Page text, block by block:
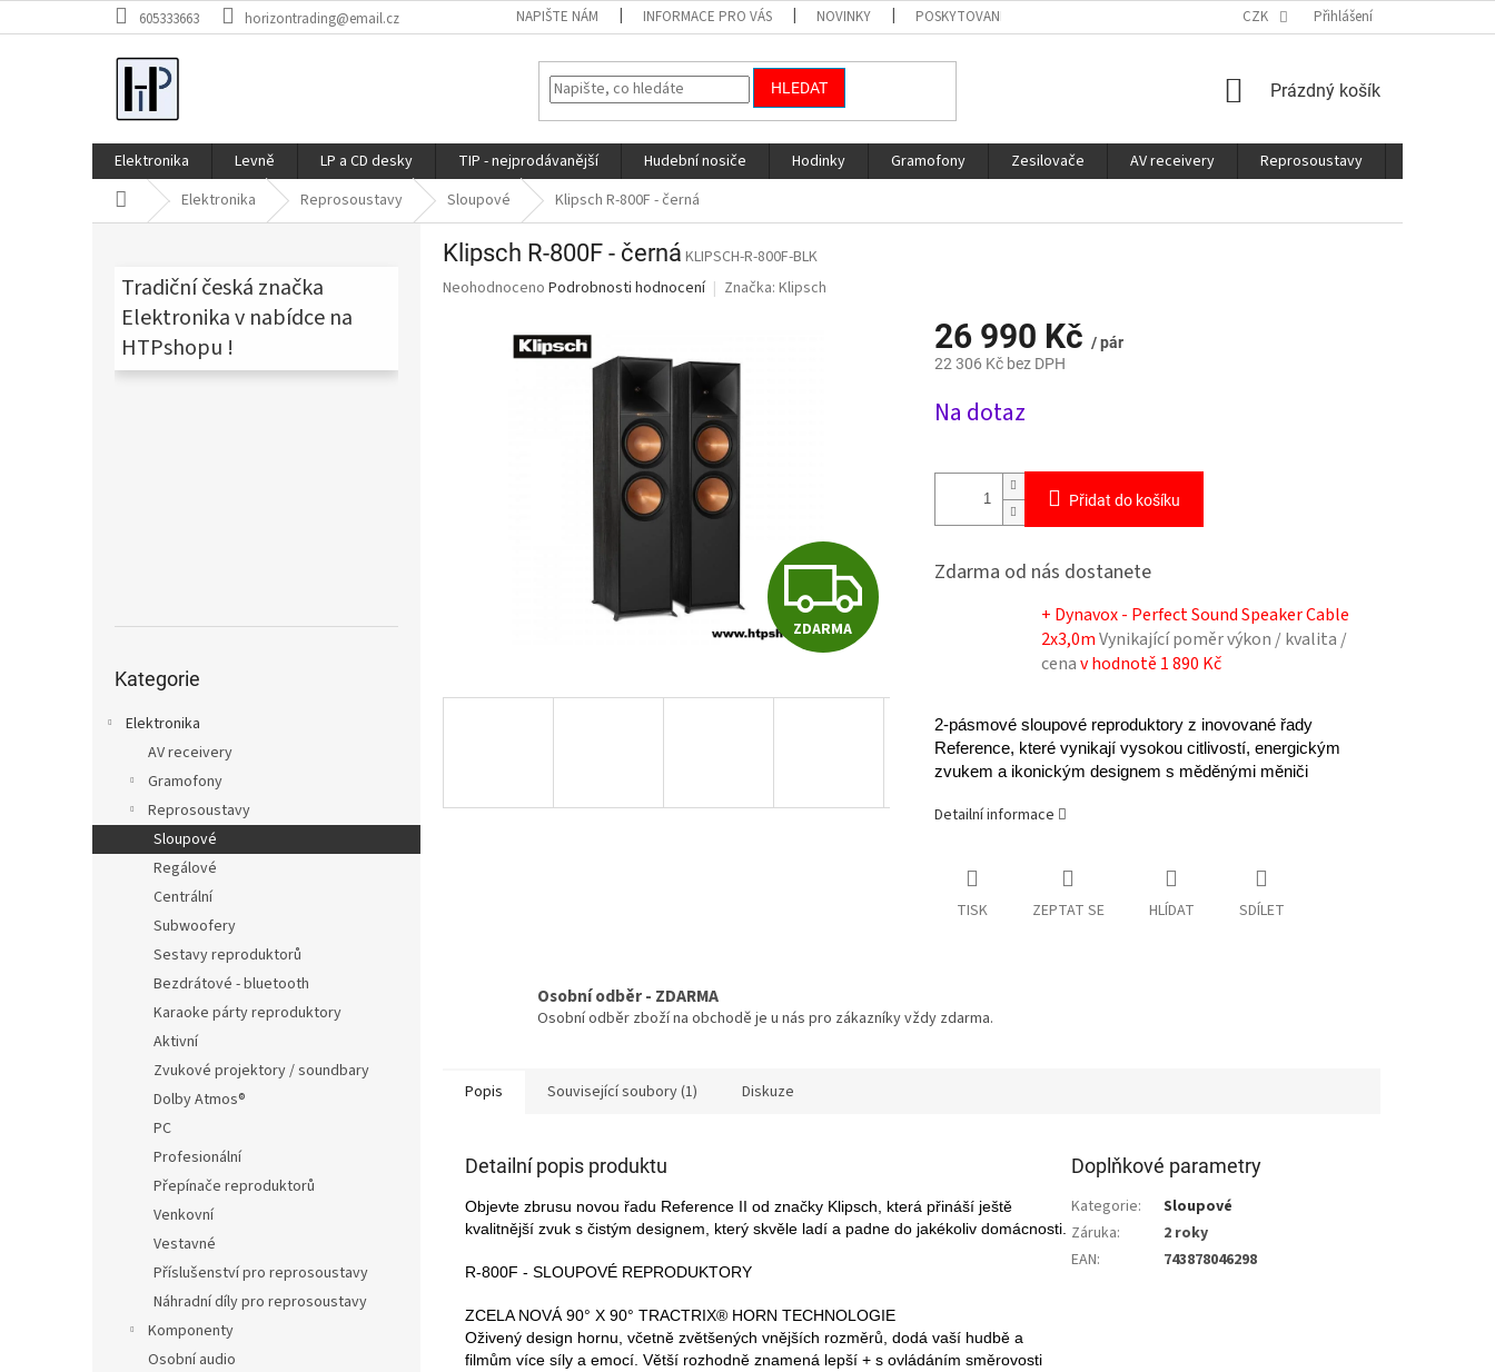
na
605333663 horizontrading@email.cz NAPIŠTE NÁM INFORMACE PRO VÁS NOVINKY POSKYTOVANÉ SLUŽBY CZK Přihlášení
HLEDAT
NÁKUPNÍ
Prázdný košík
Elektronika Levně LP a CD desky TIP - nejprodávanější Hudební nosiče Hodinky Gramofony Zesilovače AV receivery Reprosoustavy
Domů Elektronika Reprosoustavy Sloupové Klipsch R-800F - černá
Tradiční česká značka
Elektronika v nabídce na
HTPshopu !
kategorie
Kategorie
Elektronika
AV receivery
Gramofony
Reprosoustavy
Sloupové
Regálové
Centrální
Subwoofery
Sestavy reproduktorů
Bezdrátové - bluetooth
Karaoke párty reproduktory
Aktivní
Zvukové projektory / soundbary
Dolby Atmos®
PC
Profesionální
Přepínače reproduktorů
Venkovní
Vestavné
Příslušenství pro reprosoustavy
Náhradní díly pro reprosoustavy
Komponenty
Osobní audio
Klipsch R-800F - černá KLIPSCH-R-800F-BLK
Průměrné
Neohodnoceno Podrobnosti hodnocení Značka: Klipsch
Z
D
R
ZDARMA
26 990 Kč / pár
22 306 Kč bez DPH
cena:
Na dotaz
Přidat do košíku
Zdarma od nás dostanete
+ Dynavox - Perfect Sound Speaker Cable
2x3,0mVynikající poměr výkon / kvalita /
cenav hodnotě 1 890 Kč
2-pásmové sloupové reproduktory z inovované řady
Reference, které vynikají vysokou citlivostí, energickým
zvukem a ikonickým designem s měděnými měniči
Detailní informace
TISK ZEPTAT SE HLÍDAT SDÍLET
Osobní odběr - ZDARMA
Osobní odběr zboží na obchodě je u nás pro zákazníky vždy zdarma.
Popis Související soubory (1) Diskuze
Detailní popis produktu
Objevte zbrusu novou řadu Reference II od značky Klipsch, která přináší ještě
kvalitnější zvuk s čistým designem, který skvěle ladí a padne do jakékoliv domácnosti.
R-800F - SLOUPOVÉ REPRODUKTORY
ZCELA NOVÁ 90° X 90° TRACTRIX® HORN TECHNOLOGIE
Oživený design hornu, včetně zvětšených vnějších rozměrů, dodá vaší hudbě a
filmům více síly a emocí. Větší rozhodně znamená lepší + s ovládáním směrovosti
Doplňkové parametry
Kategorie:
Sloupové
Záruka:
2 roky
EAN: 743878046298